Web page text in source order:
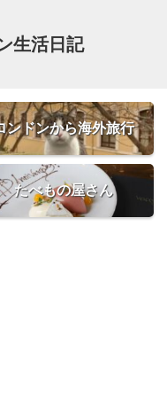
生活日記
ンドンから海外旅行
たべもの屋さん